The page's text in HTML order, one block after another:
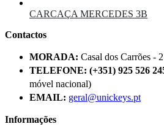
CARCAÇA MERCEDES 3B
Contactos
MORADA: Casal dos Carrões -
TELEFONE: (+351) 925 526
móvel nacional)
EMAIL: geral@unickeys.pt
Informações